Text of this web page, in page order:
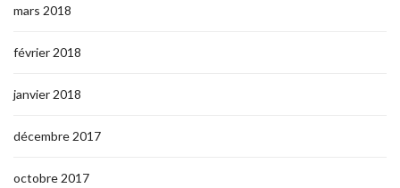
mars 2018
février 2018
janvier 2018
décembre 2017
octobre 2017